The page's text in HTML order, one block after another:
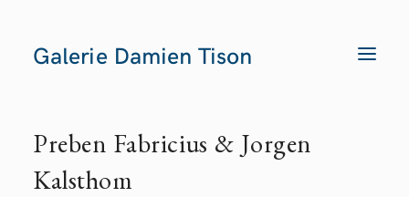
T
Galerie Damien Tison
Preben Fabricius & Jorgen
Kalsthom